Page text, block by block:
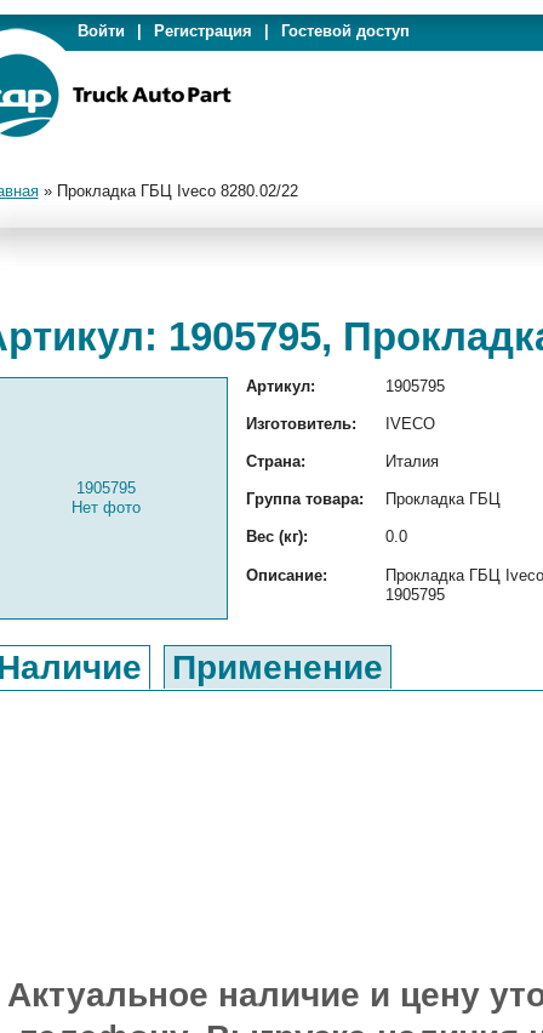
Войти Регистрация Гостевой доступ
» Прокладка ГБЦ Iveco 8280.02/22
1905795,
1905795
Нет фото
Артикул: 1905795
Изготовитель: IVECO
Страна: Италия
Группа товара: Прокладка ГБЦ
Вес (кг): 0.0
Описание:
Прокладка ГБЦ
1905795
Применение
Актуальное наличие и цену